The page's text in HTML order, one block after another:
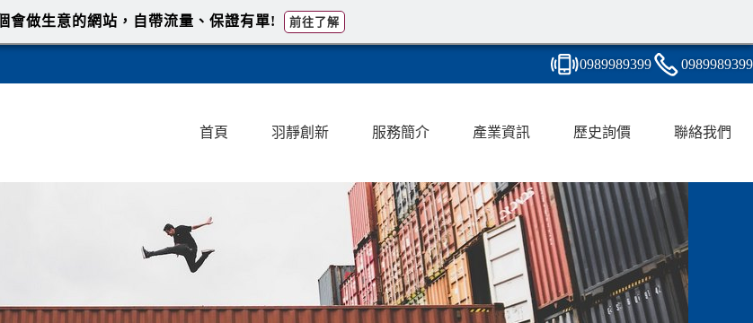
0989989399 0989989399
首頁 羽靜創新 服務簡介 產業資訊 歷史詢價 聯絡我們
會做生意的網站，自帶流量、保證有單! 前往了解